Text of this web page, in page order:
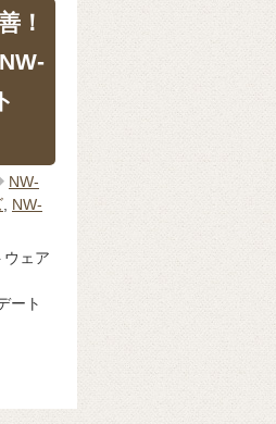
！
NW-
, NW-
ェア
ート